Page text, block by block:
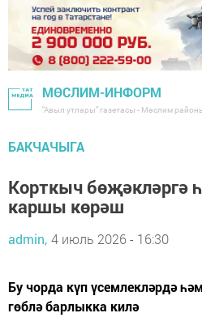
МӨСЛИМ-ИНФОРМ
"Авыл утлары" газетасы - Мөслим
БАКЧАЧЫГА
Корткыч бөҗәкләргә
каршы көрәш
admin, 4 июль 2026 - 16:30
Бу чорда күп үсемлекләрдә
гөблә барлыкка килә